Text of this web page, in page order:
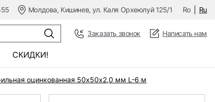
Молдова, Кишинев, ул. Каля Орхеюлуй 125/1 Ro Ru
Заказать звонок Написать нам
СКИДКИ!
оцинкованная 50х50x2,0 мм L-6 м